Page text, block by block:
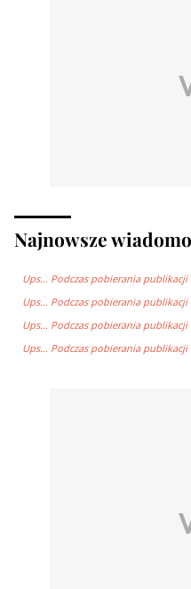
Najnowsze
Ups… Podczas pobierania publikacji
Ups… Podczas pobierania publikacji
Ups… Podczas pobierania publikacji
Ups… Podczas pobierania publikacji